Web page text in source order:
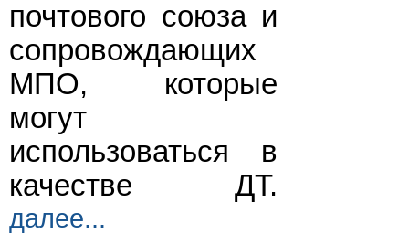
почтового союза и
сопровождающих
МПО, которые
могут
использоваться в
качестве ДТ.
далее...